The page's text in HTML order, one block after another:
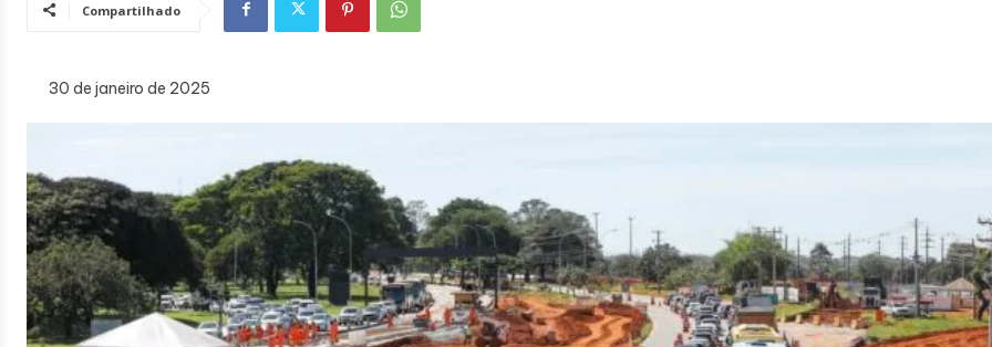
Compartilhado
30 de janeiro de 2025